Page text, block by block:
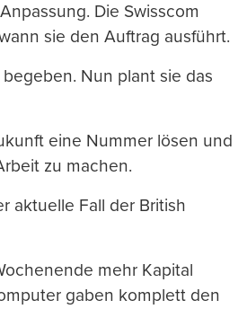
Die Swisscom
sie den Auftrag ausführt.
Nun plant sie das
eine Nummer lösen und
zu machen.
aktuelle Fall der British
mehr Kapital
gaben komplett den